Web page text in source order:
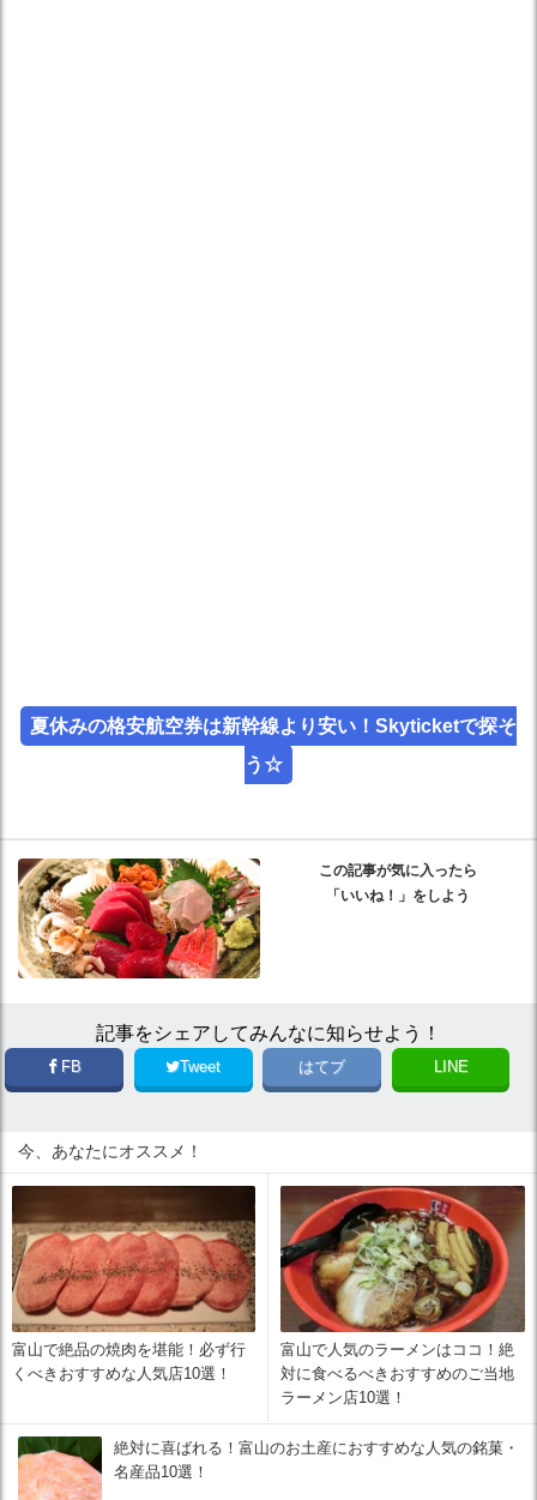
夏休みの格安航空券は新幹線より安い！Skyticketで探そ
う☆
この記事が気に入ったら
「いいね！」をしよう
記事をシェアしてみんなに知らせよう！
FB Tweet はてブ LINE
今、あなたにオススメ！
富山で絶品の焼肉を堪能！必ず行
くべきおすすめな人気店10選！
富山で人気のラーメンはココ！絶
対に食べるべきおすすめのご当地
ラーメン店10選！
絶対に喜ばれる！富山のお土産におすすめな人気の銘菓・
名産品10選！